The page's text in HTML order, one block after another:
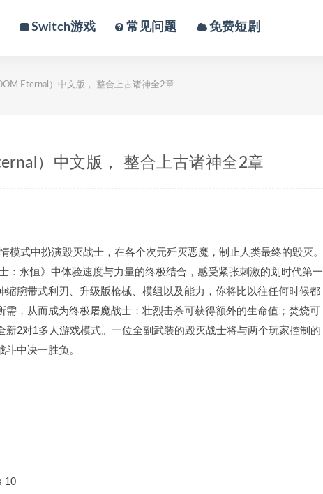
Switch游戏 常见问题 免费短剧
Eternal）中文版， 整合上古诸神全2章
）中文版， 整合上古诸神全2章
式中扮演毁灭战士，在各个次元歼灭恶魔，制止人类最终的毁灭。
永恒》中体验速度与力量的终极结合，感受紧张刺激的划时代第一
缩腕带式利刃、升级版枪械、模组以及能力，你将比以往任何时候都
，从而成为终极屠魔战士：壮烈击杀可获得额外的生命值；焚烧可
2对1多人游戏模式。一位全副武装的毁灭战士将与两个玩家控制的
中决一胜负。
10